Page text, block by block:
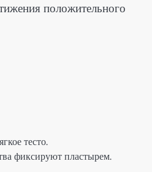
положительного
тесто.
фиксируют пластырем.